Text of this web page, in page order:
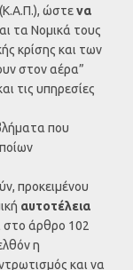
ώστενα
τα Νομικά τους
κρίσης και των
στον αέρα”
τις υπηρεσίες
που
προκειμένου
αυτοτέλεια
στο άρθρο 102
η
και να